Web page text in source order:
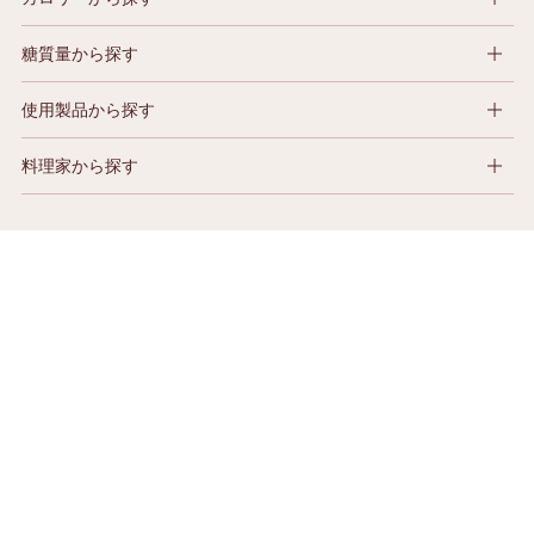
糖質量から探す
使用製品から探す
料理家から探す